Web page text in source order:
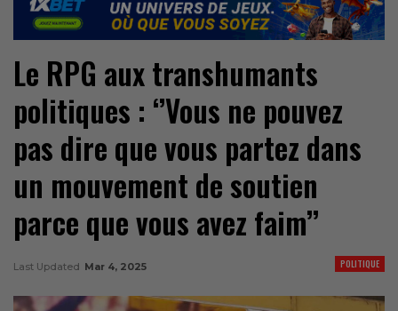
Le RPG aux transhumants
politiques : ‘’Vous ne pouvez
pas dire que vous partez dans
un mouvement de soutien
parce que vous avez faim’’
POLITIQUE
Last Updated Mar 4, 2025